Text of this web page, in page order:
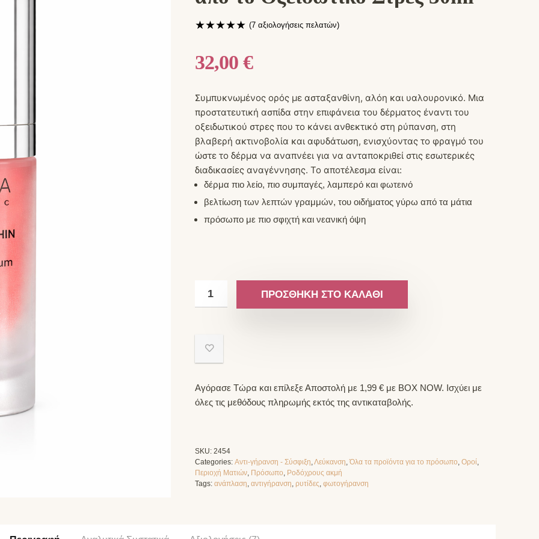
★★★★★ (7 αξιολογήσεις πελατών)
32,00 €
Συμπυκνωμένος ορός με ασταξανθίνη, αλόη και υαλουρονικό. Μια
προστατευτική ασπίδα στην επιφάνεια του δέρματος έναντι του
οξειδωτικού στρες που το κάνει ανθεκτικό στη ρύπανση, στη
βλαβερή ακτινοβολία και αφυδάτωση, ενισχύοντας το φραγμό του
ώστε το δέρμα να αναπνέει για να ανταποκριθεί στις εσωτερικές
διαδικασίες αναγέννησης. Το αποτέλεσμα είναι:
δέρμα πιο λείο, πιο συμπαγές, λαμπερό και φωτεινό
βελτίωση των λεπτών γραμμών, του οιδήματος γύρω από τα μάτια
πρόσωπο με πιο σφιχτή και νεανική όψη
ΠΡΟΣΘΉΚΗ ΣΤΟ ΚΑΛΆΘΙ
Αγόρασε Τώρα και επίλεξε Αποστολή με 1,99 € με BOX NOW. Ισχύει με
όλες τις μεθόδους πληρωμής εκτός της αντικαταβολής.
SKU: 2454
Categories: Αντι-γήρανση - Σύσφιξη,Λεύκανση,Όλα τα προϊόντα για το πρόσωπο, Οροί,
Περιοχή Ματιών, Πρόσωπο, Ροδόχρους ακμή
Tags: ανάπλαση, αντιγήρανση, ρυτίδες, φωτογήρανση